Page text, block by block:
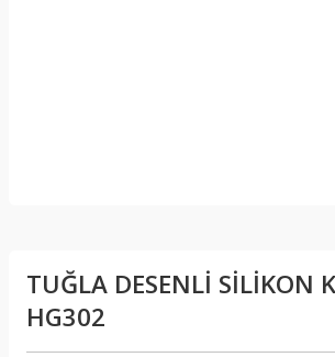
TUĞLA DESENLİ SİLİKON
HG302